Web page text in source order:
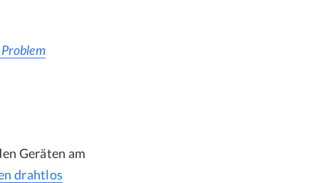
Geräten am
drahtlos